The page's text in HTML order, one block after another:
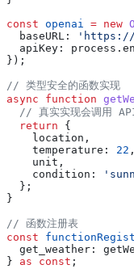
const openai = new
  baseURL:
'https://
  apiKey:
process .
});
// 类型安全的函数实现
async function
// 真实实现会调用
  return
{
    location
,
    temperature:
22 ,
    unit
,
    condition:
  };
}
// 函数注册表
const
  get_weather:
} as const ;